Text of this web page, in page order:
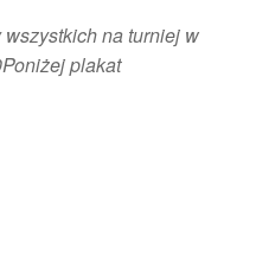
na turniej w
plakat